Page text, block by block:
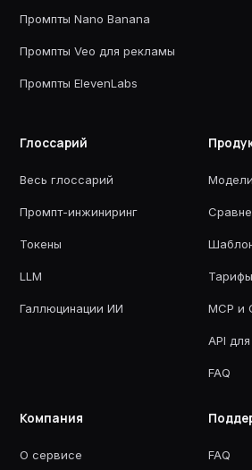
Промпты Nano Banana
Промпты Veo для рекламы
Промпты ElevenLabs
Глоссарий
Весь глоссарий
Промпт-инжиниринг
Токены
LLM
Галлюцинации ИИ
Модели
Тарифы
MCP и
API
FAQ
Компания
О сервисе FAQ